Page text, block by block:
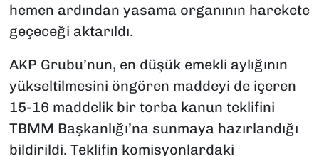
hemen ardından yasama organının harekete
geçeceği aktarıldı.
AKP Grubu’nun, en düşük emekli aylığının
yükseltilmesini öngören maddeyi de içeren
15-16 maddelik bir torba kanun teklifini
TBMM Başkanlığı’na sunmaya hazırlandığı
bildirildi. Teklifin komisyonlardaki